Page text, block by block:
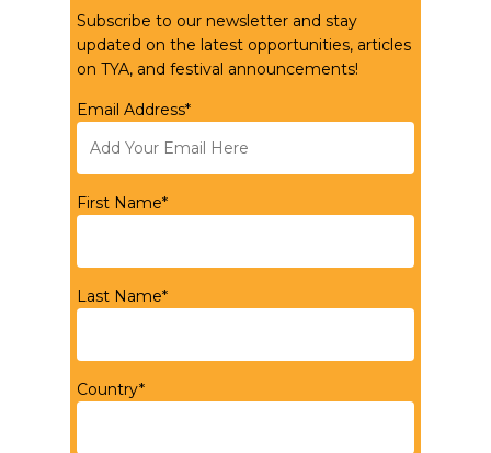
Subscribe to our newsletter and stay
updated on the latest opportunities, articles
on TYA, and festival announcements!
Email Address*
First Name*
Last Name*
Country*